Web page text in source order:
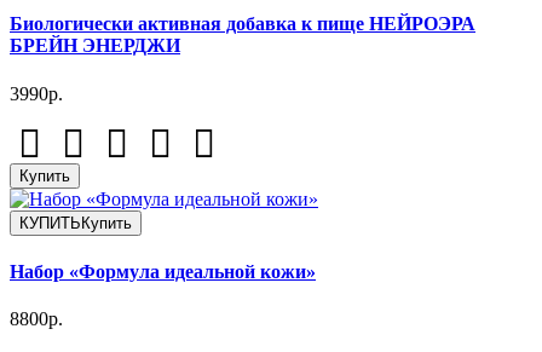
Биологически активная добавка к пище НЕЙРОЭРА
БРЕЙН ЭНЕРДЖИ
3990р.
Купить
КУПИТЬКупить
Набор «Формула идеальной кожи»
8800р.